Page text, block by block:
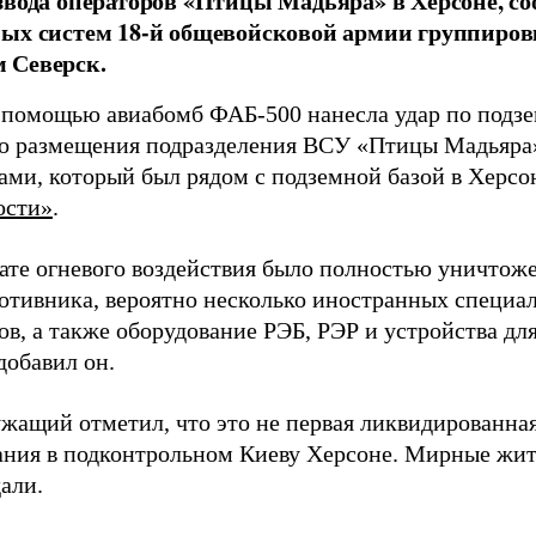
систем 18-й общевойсковой армии
авиабомб ФАБ-500 нанесла удар по
размещения подразделения ВСУ «Птицы
который был рядом с подземной базой в
.
огневого воздействия было полностью
вероятно несколько иностранных
а также оборудование РЭБ, РЭР и устройства
он.
отметил, что это не первая
в подконтрольном Киеву Херсоне. Мирные